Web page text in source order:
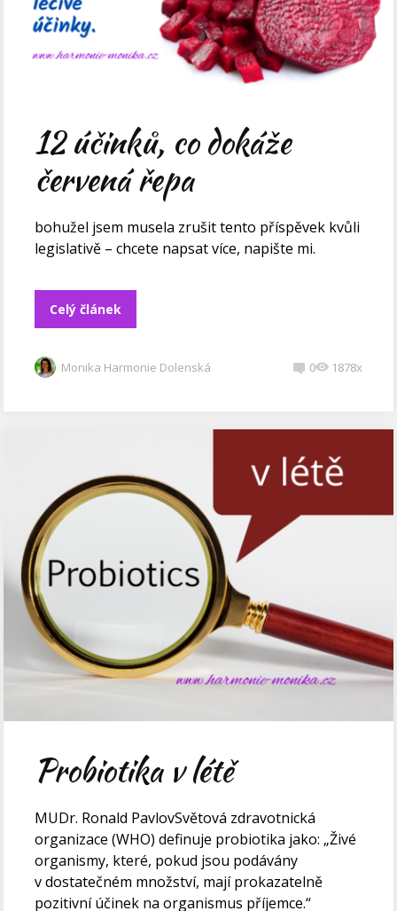
12 účinků, co dokáže
červená řepa
bohužel jsem musela zrušit tento příspěvek kvůli
legislativě – chcete napsat více, napište mi.
Celý článek
Monika Harmonie Dolenská 0 1878x
Probiotika v létě
MUDr. Ronald PavlovSvětová zdravotnická
organizace (WHO) definuje probiotika jako: „Živé
organismy, které, pokud jsou podávány
v dostatečném množství, mají prokazatelně
pozitivní účinek na organismus příjemce.“